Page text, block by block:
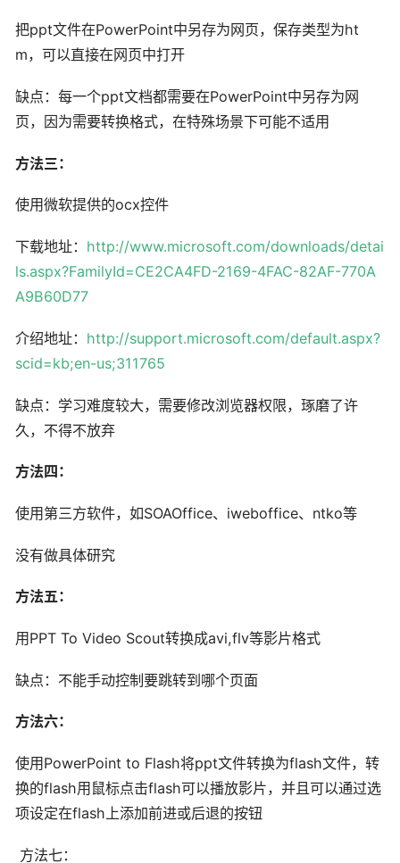
把ppt文件在PowerPoint中另存为网页，保存类型为ht
m，可以直接在网页中打开
缺点：每一个ppt文档都需要在PowerPoint中另存为网
页，因为需要转换格式，在特殊场景下可能不适用
方法三：
使用微软提供的ocx控件
下载地址： http://www.microsoft.com/downloads/detai
ls.aspx?FamilyId=CE2CA4FD-2169-4FAC-82AF-770A
A9B60D77
介绍地址： http://support.microsoft.com/default.aspx?
scid=kb;en-us;311765
缺点：学习难度较大，需要修改浏览器权限，琢磨了许
久，不得不放弃
方法四：
使用第三方软件，如SOAOffice、iweboffice、ntko等
没有做具体研究
方法五：
用PPT To Video Scout转换成avi,flv等影片格式
缺点：不能手动控制要跳转到哪个页面
方法六：
使用PowerPoint to Flash将ppt文件转换为flash文件，转
换的flash用鼠标点击flash可以播放影片，并且可以通过选
项设定在flash上添加前进或后退的按钮
方法七：